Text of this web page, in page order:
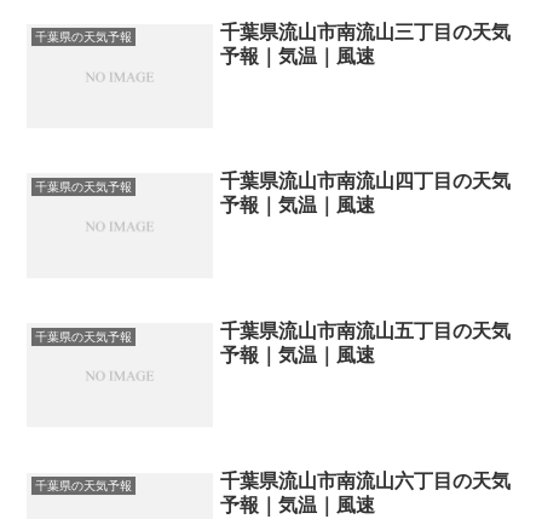
千葉県の天気予報
千葉県流山市南流山三丁目の天気
予報｜気温｜風速
千葉県の天気予報
千葉県流山市南流山四丁目の天気
予報｜気温｜風速
千葉県の天気予報
千葉県流山市南流山五丁目の天気
予報｜気温｜風速
千葉県の天気予報
千葉県流山市南流山六丁目の天気
予報｜気温｜風速